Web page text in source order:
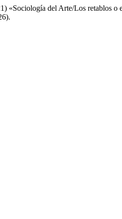
«Sociología del Arte/Los retablos o